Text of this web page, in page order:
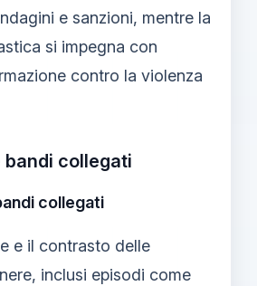
e sanzioni, mentre la
si impegna con
contro la violenza
bandi collegati
collegati
e il contrasto delle
inclusi episodi come